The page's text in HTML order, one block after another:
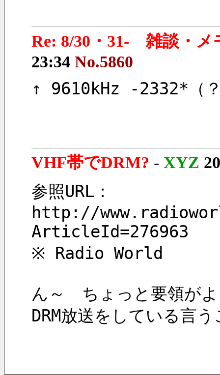
Re: 8/30・31- 雑談・メ
23:34 No.5860
↑ 9610kHz -2332*（
VHF帯でDRM? - XYZ
参照URL：
http://
ArticleId=276963
※ Radio World
ん～　ちょっと要領が
DRM放送をしている言